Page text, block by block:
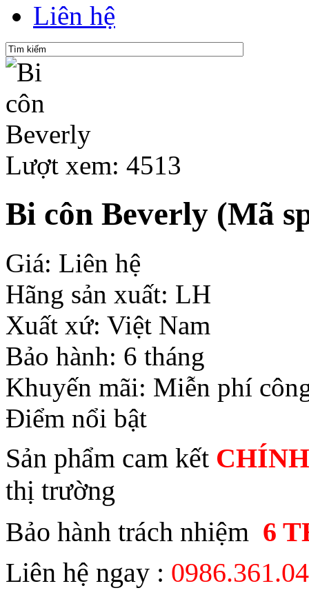
Liên hệ
Lượt xem: 4513
Bi côn Beverly (Mã
Giá: Liên hệ
Hãng sản xuất: LH
Xuất xứ: Việt Nam
Bảo hành: 6 tháng
Khuyến mãi: Miễn phí
Điểm nổi bật
Sản phẩm cam kết
thị trường
Bảo hành trách nhiệm 6
Liên hệ ngay :